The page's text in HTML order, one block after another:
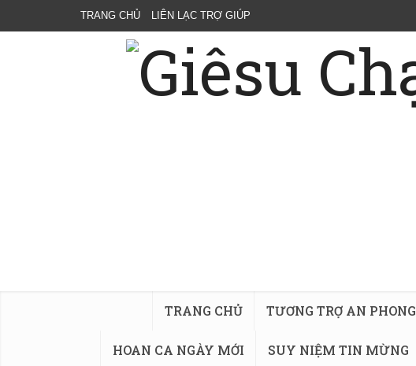
TRANG CHỦ LIÊN LẠC TRỢ GIÚP
TRANG CHỦ TƯƠNG TRỢ AN PHONG
HOAN CA NGÀY MỚI SUY NIỆM TIN MỪNG